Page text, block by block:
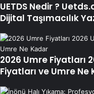
UETDS Nedir ?
Dijital Taşımacılık
2026 Umre Fiyatları
Fiyatları ve Umre Ne